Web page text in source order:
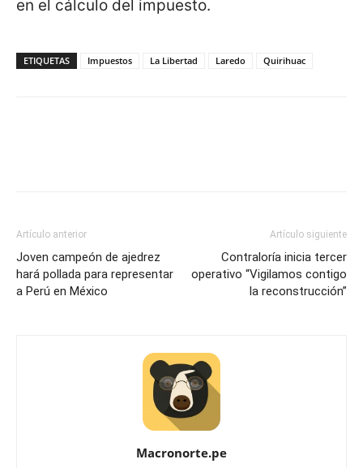
en el cálculo del impuesto.
ETIQUETAS Impuestos La Libertad Laredo Quirihuac
Artículo anterior
Joven campeón de ajedrez
hará pollada para representar
a Perú en México
Artículo siguiente
Contraloría inicia tercer
operativo “Vigilamos contigo
la reconstrucción”
Macronorte.pe